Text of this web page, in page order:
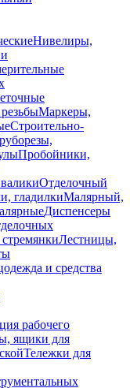
Нивелиры,
Маркеры,
Строительно-
Пробойники,
Отделочный
гладилкиМалярный,
Диспенсеры
Лестницы,
и средства
рабочего
ящики для
Тележки для